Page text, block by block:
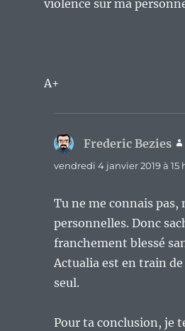
violence sur ma
A+
Frederic Bezies
vendredi 4 janvier 2019 à 15
Tu ne me connais
personnelles. Donc
franchement blessé
Actualia est en train
seul.
Pour ta conclusion, je